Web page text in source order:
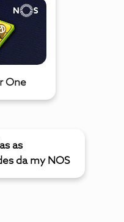
One
as
da my NOS